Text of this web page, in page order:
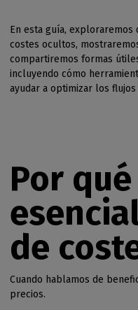
En esta guía,
costes ocultos,
compartiremos formas
incluyendo cómo
ayudar a optimizar los
Por
de
Cuando hablamos de
precios.